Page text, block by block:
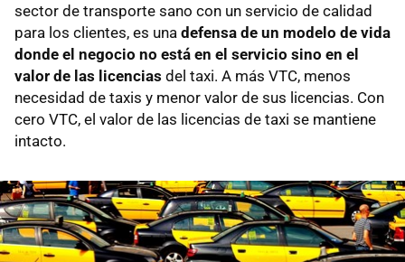
sector de transporte sano con un servicio de calidad
para los clientes, es una defensa de un modelo de vida
donde el negocio no está en el servicio sino en el
valor de las licencias del taxi. A más VTC, menos
necesidad de taxis y menor valor de sus licencias. Con
cero VTC, el valor de las licencias de taxi se mantiene
intacto.